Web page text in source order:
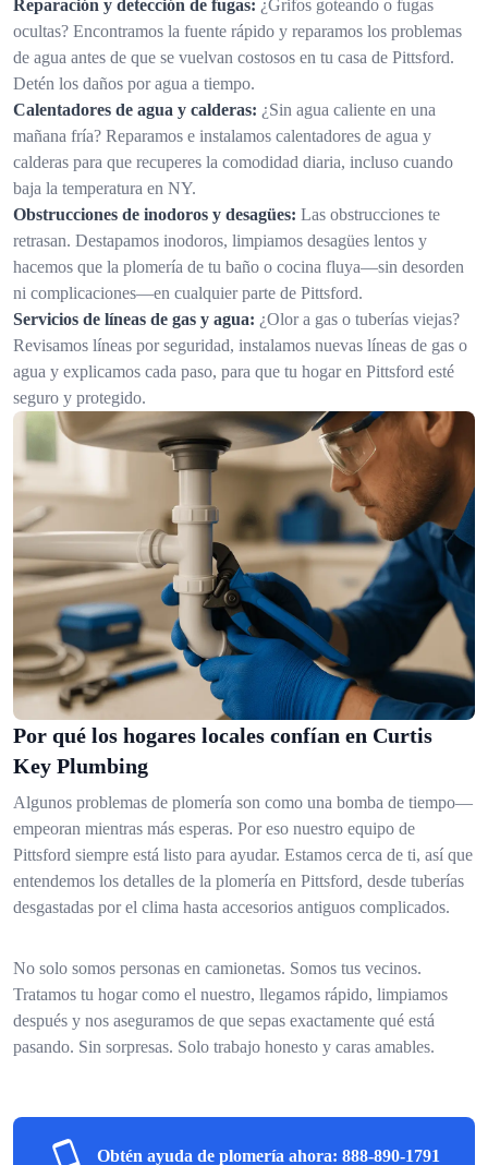
Reparación y detección de fugas: ¿Grifos goteando o fugas
ocultas? Encontramos la fuente rápido y reparamos los problemas
de agua antes de que se vuelvan costosos en tu casa de Pittsford.
Detén los daños por agua a tiempo.
Calentadores de agua y calderas: ¿Sin agua caliente en una
mañana fría? Reparamos e instalamos calentadores de agua y
calderas para que recuperes la comodidad diaria, incluso cuando
baja la temperatura en NY.
Obstrucciones de inodoros y desagües: Las obstrucciones te
retrasan. Destapamos inodoros, limpiamos desagües lentos y
hacemos que la plomería de tu baño o cocina fluya—sin desorden
ni complicaciones—en cualquier parte de Pittsford.
Servicios de líneas de gas y agua: ¿Olor a gas o tuberías viejas?
Revisamos líneas por seguridad, instalamos nuevas líneas de gas o
agua y explicamos cada paso, para que tu hogar en Pittsford esté
seguro y protegido.
Por qué los hogares locales confían en Curtis
Key Plumbing
Algunos problemas de plomería son como una bomba de tiempo—
empeoran mientras más esperas. Por eso nuestro equipo de
Pittsford siempre está listo para ayudar. Estamos cerca de ti, así que
entendemos los detalles de la plomería en Pittsford, desde tuberías
desgastadas por el clima hasta accesorios antiguos complicados.
No solo somos personas en camionetas. Somos tus vecinos.
Tratamos tu hogar como el nuestro, llegamos rápido, limpiamos
después y nos aseguramos de que sepas exactamente qué está
pasando. Sin sorpresas. Solo trabajo honesto y caras amables.
Obtén ayuda de plomería ahora: 888-890-1791